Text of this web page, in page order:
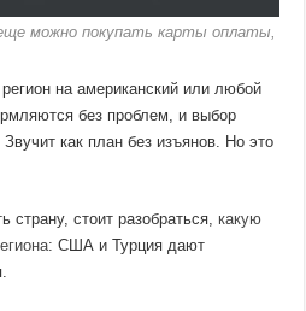
можно покупать карты оплаты,
на американский или любой
без проблем, и выбор
как план без изъянов. Но это
страну, стоит разобраться,какую
: США и Турция дают